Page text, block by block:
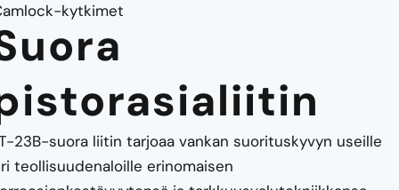
n kytkimet
23B-suora liitin tarjoaa vankan suorituskyvyn useille
teollisuudenaloille erinomaisen